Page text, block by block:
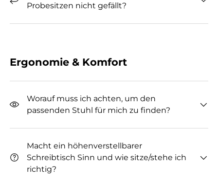
Probesitzen nicht gefällt?
Ergonomie & Komfort
Worauf muss ich achten, um den
passenden Stuhl für mich zu finden?
Macht ein höhenverstellbarer
Schreibtisch Sinn und wie sitze/stehe ich
richtig?